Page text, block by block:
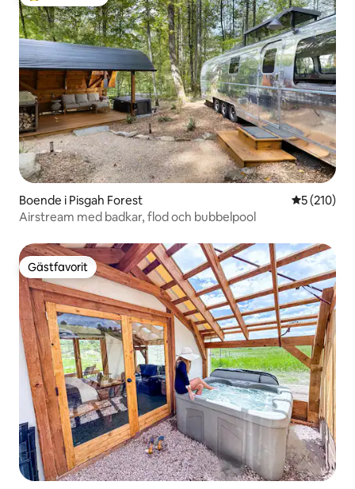
Boende i Pisgah Forest 5 av 5 i
5 (210)
Airstream med badkar, flod och bubbelpool
Gästfavorit
Gästfavorit